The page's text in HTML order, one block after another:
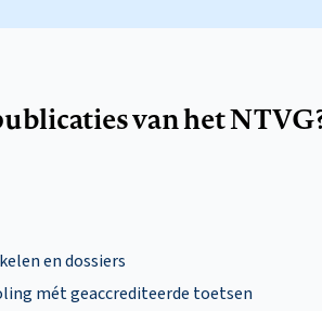
van het
en dossiers
mét geaccrediteerde toetsen